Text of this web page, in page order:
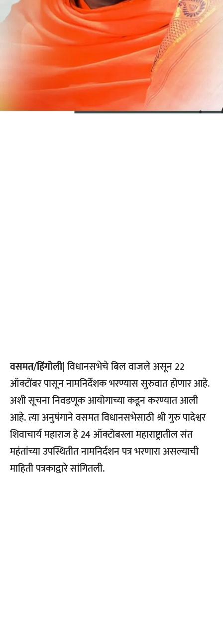
वसमत/हिंगोली|विधानसभेचे बिल वाजले असून 22
ऑक्टोंबर पासून नामनिर्देशक भरण्यास सुरुवात होणार आहे.
अशी सूचना निवडणूक आयोगाच्या कडून करण्यात आली
आहे. त्या अनुषंगाने वसमत विधानसभेसाठी श्री गुरु पादेश्वर
शिवाचार्य महाराज हे 24 ऑक्टोबरला महाराष्ट्रातील संत
महंतांच्या उपस्थितीत नामनिर्दशन पत्र भरणारा असल्याची
माहिती पत्रकाद्वारे सांगितली.